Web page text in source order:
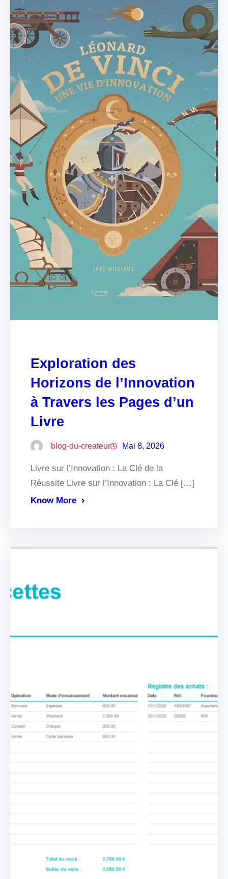
Exploration des
Horizons de l’Innovation
à Travers les Pages d’un
Livre
blog-du-createur Mai 8, 2026
Livre sur l’Innovation : La Clé de la
Réussite Livre sur l’Innovation : La Clé […]
Know More